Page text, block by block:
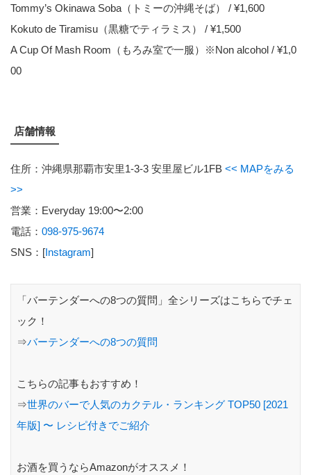
Tommy’s Okinawa Soba（トミーの沖縄そば） / ¥1,600
Kokuto de Tiramisu（黒糖でティラミス） / ¥1,500
A Cup Of Mash Room（もろみ室で一服）※Non alcohol / ¥1,0
00
店舗情報
住所：沖縄県那覇市安里1-3-3 安里屋ビル1FB << MAPをみる
>>
営業：Everyday 19:00〜2:00
電話： 098-975-9674
SNS：[Instagram]
「バーテンダーへの8つの質問」全シリーズはこちらでチェ
ック！
⇒バーテンダーへの8つの質問
こちらの記事もおすすめ！
⇒世界のバーで人気のカクテル・ランキング TOP50 [2021
年版] 〜 レシピ付きでご紹介
お酒を買うならAmazonがオススメ！